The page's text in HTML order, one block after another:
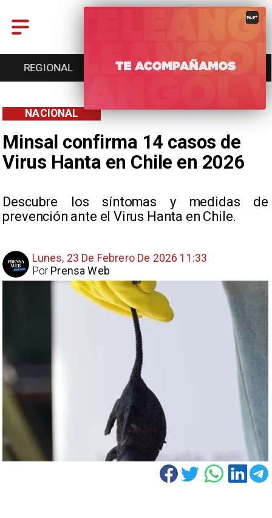
ENTRETENCIÓN DEPORTES CULTURA
Minsal confirma 14 casos de
Virus Hanta en Chile en 2026
Descubre los síntomas y medidas de
prevención ante el Virus Hanta en Chile.
NACIONAL
Lunes, 23 De Febrero De 2026 11:33
Prensa Web
Por